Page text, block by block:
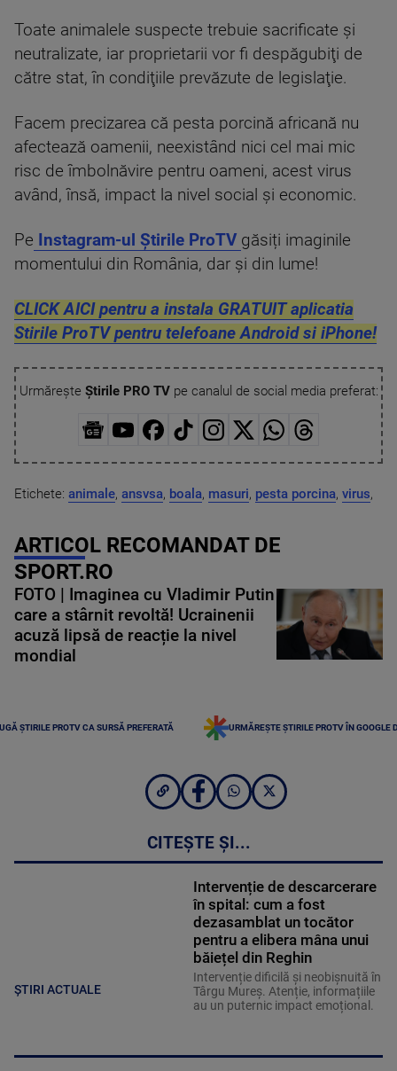
Toate animalele suspecte trebuie sacrificate şi
neutralizate, iar proprietarii vor fi despăgubiţi de
către stat, în condiţiile prevăzute de legislaţie.
Facem precizarea că pesta porcină africană nu
afectează oamenii, neexistând nici cel mai mic
risc de îmbolnăvire pentru oameni, acest virus
având, însă, impact la nivel social şi economic.
Pe Instagram-ul Știrile ProTV găsiți imaginile
momentului din România, dar și din lume!
CLICK AICI pentru a instala GRATUIT aplicatia
Stirile ProTV pentru telefoane Android si iPhone!
Urmărește Știrile PRO TVpe canalul de social media preferat:
Etichete: animale, ansvsa, boala, masuri, pesta porcina, virus,
ARTICOL RECOMANDAT DE
SPORT.RO
FOTO | Imaginea cu Vladimir Putin
care a stârnit revoltă! Ucrainenii
acuză lipsă de reacție la nivel
mondial
ȘTIRILE PROTV CA SURSĂ PREFERATĂ URMĂREȘTE ȘTIRILE PROTV ÎN GOOGLE
CITEȘTE ȘI...
ȘTIRI ACTUALE
Intervenție de descarcerare
în spital: cum a fost
dezasamblat un tocător
pentru a elibera mâna unui
băiețel din Reghin
Intervenție dificilă și neobișnuită în
Târgu Mureș. Atenție, informațiile
au un puternic impact emoțional.